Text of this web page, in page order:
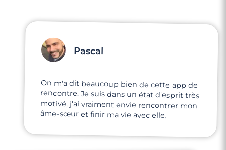
Pascal
On m'a dit beaucoup bien de cette app de
rencontre. Je suis dans un état d'esprit très
motivé, j'ai vraiment envie rencontrer mon
âme-sœur et finir ma vie avec elle.